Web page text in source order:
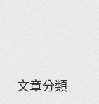
文章分類